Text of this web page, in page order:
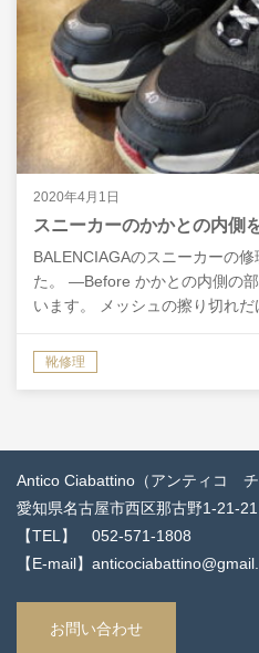
2020年4月1日
スニーカーのかかとの内側
BALENCIAGAのスニーカーの
た。 ―Before かかとの内側の
います。 メッシュの擦り切れ
靴修理
Antico Ciabattino（アンティコ チ
愛知県名古屋市西区那古野1-21-
【TEL】 052-571-1808
【E-mail】
お問い合わせ